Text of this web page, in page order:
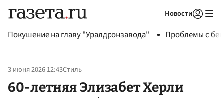
Новости
Покушение на главу "Уралдронзавода" Проблемы с
3 июня 2026 12:43Стиль
60-летняя Элизабет Херли